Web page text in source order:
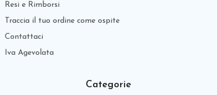
Resi e Rimborsi
Traccia il tuo ordine come ospite
Contattaci
Iva Agevolata
Categorie